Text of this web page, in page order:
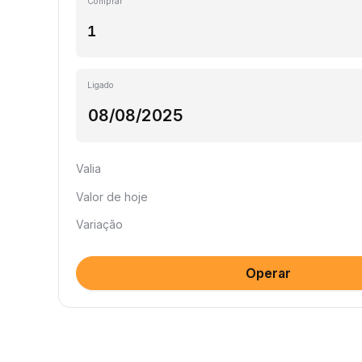
Ligado
Valia
Valor de hoje
Variação
Operar